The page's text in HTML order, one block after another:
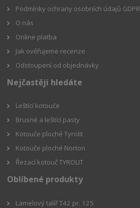
Podmínky ochrany osobních údajů GDPR
O nás
Online platba
Jak ověřujeme recenze
Odstoupení od objednávky
Nejčastěji hledáte
Leštící kotouče
Brusné a leštící pasty
Kotouče ploché Tyrolit
Kotouče ploché Norton
Řezací kotouč TYROLIT
Oblíbené produkty
Lamelový talíř T42 pr. 125